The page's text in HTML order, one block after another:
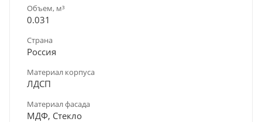
Объем, м³
0.031
Страна
Россия
Материал корпуса
ЛДСП
Материал фасада
МДФ, Стекло